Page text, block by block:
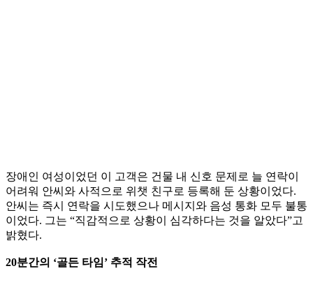
장애인 여성이었던 이 고객은 건물 내 신호 문제로 늘 연락이
어려워 안씨와 사적으로 위챗 친구로 등록해 둔 상황이었다.
안씨는 즉시 연락을 시도했으나 메시지와 음성 통화 모두 불통
이었다. 그는 “직감적으로 상황이 심각하다는 것을 알았다”고
밝혔다.
20분간의 ‘골든 타임’ 추적 작전